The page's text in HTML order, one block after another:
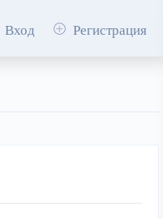
Вход Регистрация